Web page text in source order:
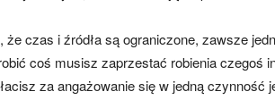
że czas i źródła są ograniczone, zawsze
coś musisz zaprzestać robienia czegoś
za angażowanie się w jedną czynność